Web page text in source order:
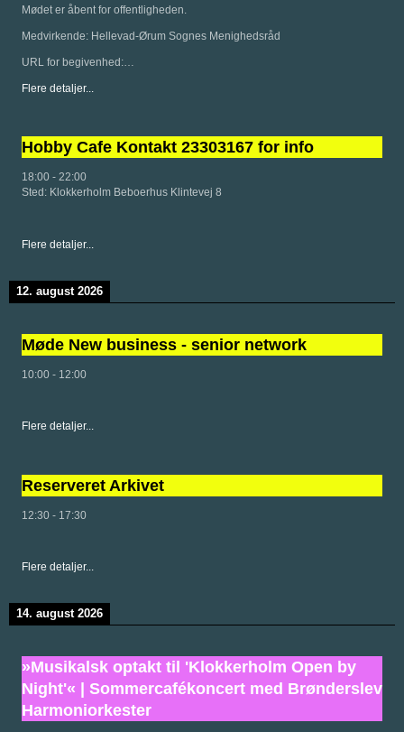
Mødet er åbent for offentligheden.
Medvirkende: Hellevad-Ørum Sognes Menighedsråd
URL for begivenhed:…
Flere detaljer...
Hobby Cafe Kontakt 23303167 for info
18:00 - 22:00
Sted: Klokkerholm Beboerhus Klintevej 8
Flere detaljer...
12. august 2026
Møde New business - senior network
10:00 - 12:00
Flere detaljer...
Reserveret Arkivet
12:30 - 17:30
Flere detaljer...
14. august 2026
»Musikalsk optakt til 'Klokkerholm Open by
Night'« | Sommercafékoncert med Brønderslev
Harmoniorkester